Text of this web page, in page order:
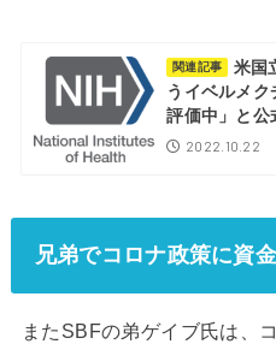
関連記事
米国
うイベルメ
評価中」と公
2022.10.22
兄弟でコロナ政策に資
またSBFの弟ゲイブ氏は、